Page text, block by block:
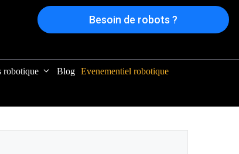
Besoin de robots ?
robotique Blog Evenementiel robotique